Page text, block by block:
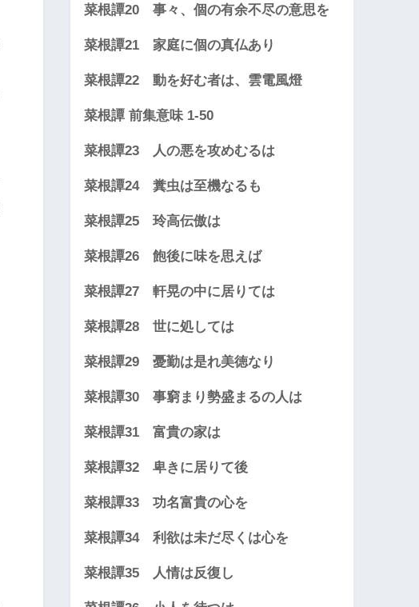
菜根譚20 事々、個の有余不尽の意思を
菜根譚21 家庭に個の真仏あり
菜根譚22 動を好む者は、雲電風燈
菜根譚 前集意味 1-50
菜根譚23 人の悪を攻めむるは
菜根譚24 糞虫は至機なるも
菜根譚25 玲高伝傲は
菜根譚26 飽後に味を思えば
菜根譚27 軒晃の中に居りては
菜根譚28 世に処しては
菜根譚29 憂勤は是れ美徳なり
菜根譚30 事窮まり勢盛まるの人は
菜根譚31 富貴の家は
菜根譚32 卑きに居りて後
菜根譚33 功名富貴の心を
菜根譚34 利欲は未だ尽くは心を
菜根譚35 人情は反復し